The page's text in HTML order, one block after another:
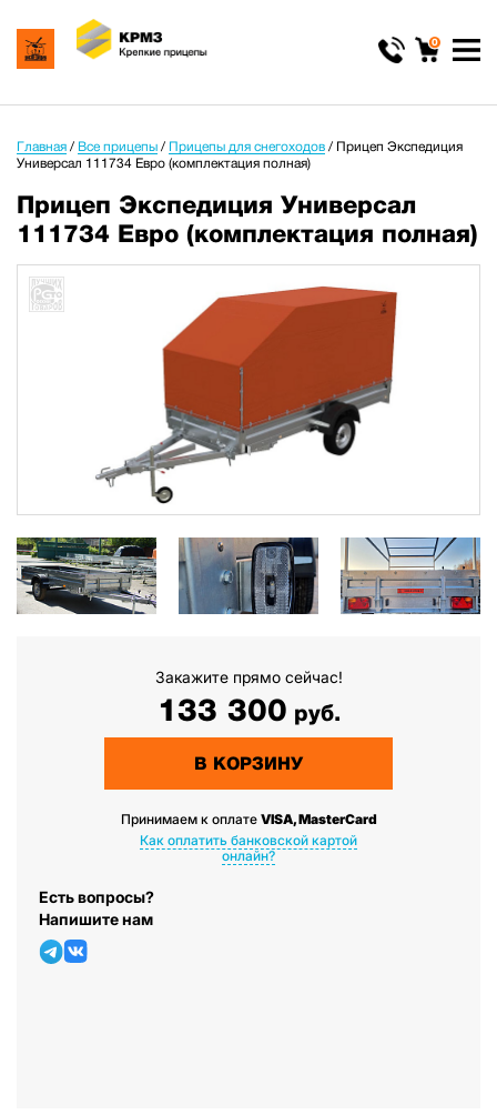
0
Главная / Все прицепы / Прицепы для снегоходов / Прицеп Экспедиция
Универсал 111734 Евро (комплектация полная)
Прицеп Экспедиция Универсал
111734 Евро (комплектация полная)
Закажите прямо сейчас!
133 300 руб.
В КОРЗИНУ
Принимаем к оплате VISA, MasterCard
Как оплатить банковской картой
онлайн?
Есть вопросы?
Напишите нам